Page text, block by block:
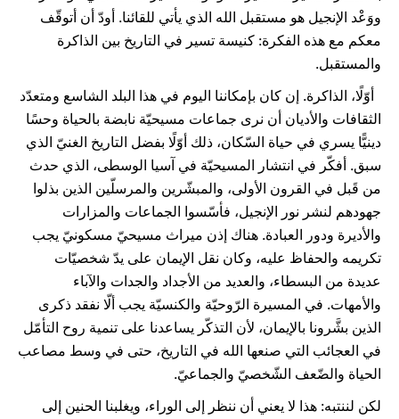
ووَعْد الإنجيل هو مستقبل الله الذي يأتي للقائنا. أودّ أن أتوقّف
معكم مع هذه الفكرة: كنيسة تسير في التاريخ بين الذاكرة
والمستقبل.
أوّلًا، الذاكرة. إن كان بإمكاننا اليوم في هذا البلد الشاسع ومتعدّد
الثقافات والأديان أن نرى جماعات مسيحيّة نابضة بالحياة وحسًا
دينيًّا يسري في حياة السّكان، ذلك أوّلًا بفضل التاريخ الغنيّ الذي
سبق. أفكّر في انتشار المسيحيّة في آسيا الوسطى، الذي حدث
من قَبل في القرون الأولى، والمبشّرين والمرسلّين الذين بذلوا
جهودهم لنشر نور الإنجيل، فأسّسوا الجماعات والمزارات
والأديرة ودور العبادة. هناك إذن ميراث مسيحيّ مسكونيّ يجب
تكريمه والحفاظ عليه، وكان نقل الإيمان على يدّ شخصيّات
عديدة من البسطاء، والعديد من الأجداد والجدات والآباء
والأمهات. في المسيرة الرّوحيّة والكنسيّة يجب ألّا نفقد ذكرى
الذين بشَّرونا بالإيمان، لأن التذكّر يساعدنا على تنمية روح التأمّل
في العجائب التي صنعها الله في التاريخ، حتى في وسط مصاعب
الحياة والضّعف الشّخصيّ والجماعيّ.
لكن لننتبه: هذا لا يعني أن ننظر إلى الوراء، ويغلبنا الحنين إلى